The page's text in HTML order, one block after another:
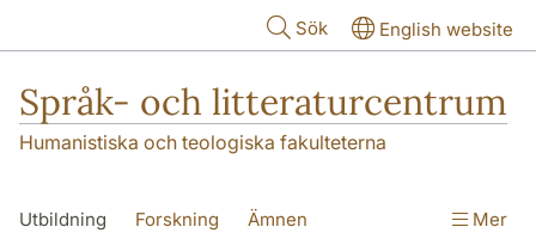
Sök English website
Språk- och litteraturcentrum
Humanistiska och teologiska fakulteterna
Utbildning Forskning Ämnen Mer